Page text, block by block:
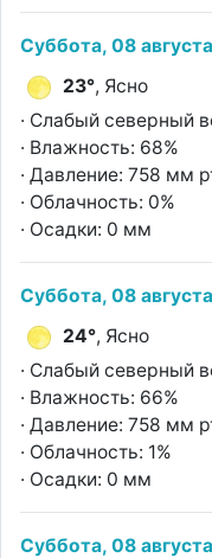
Суббота, 08
23°, Ясно
· Слабый северный
· Влажность: 68%
· Давление: 758 мм
· Облачность: 0%
· Осадки: 0 мм
Суббота, 08
24°, Ясно
· Слабый северный
· Влажность: 66%
· Давление: 758 мм
· Облачность: 1%
· Осадки: 0 мм
Суббота, 08